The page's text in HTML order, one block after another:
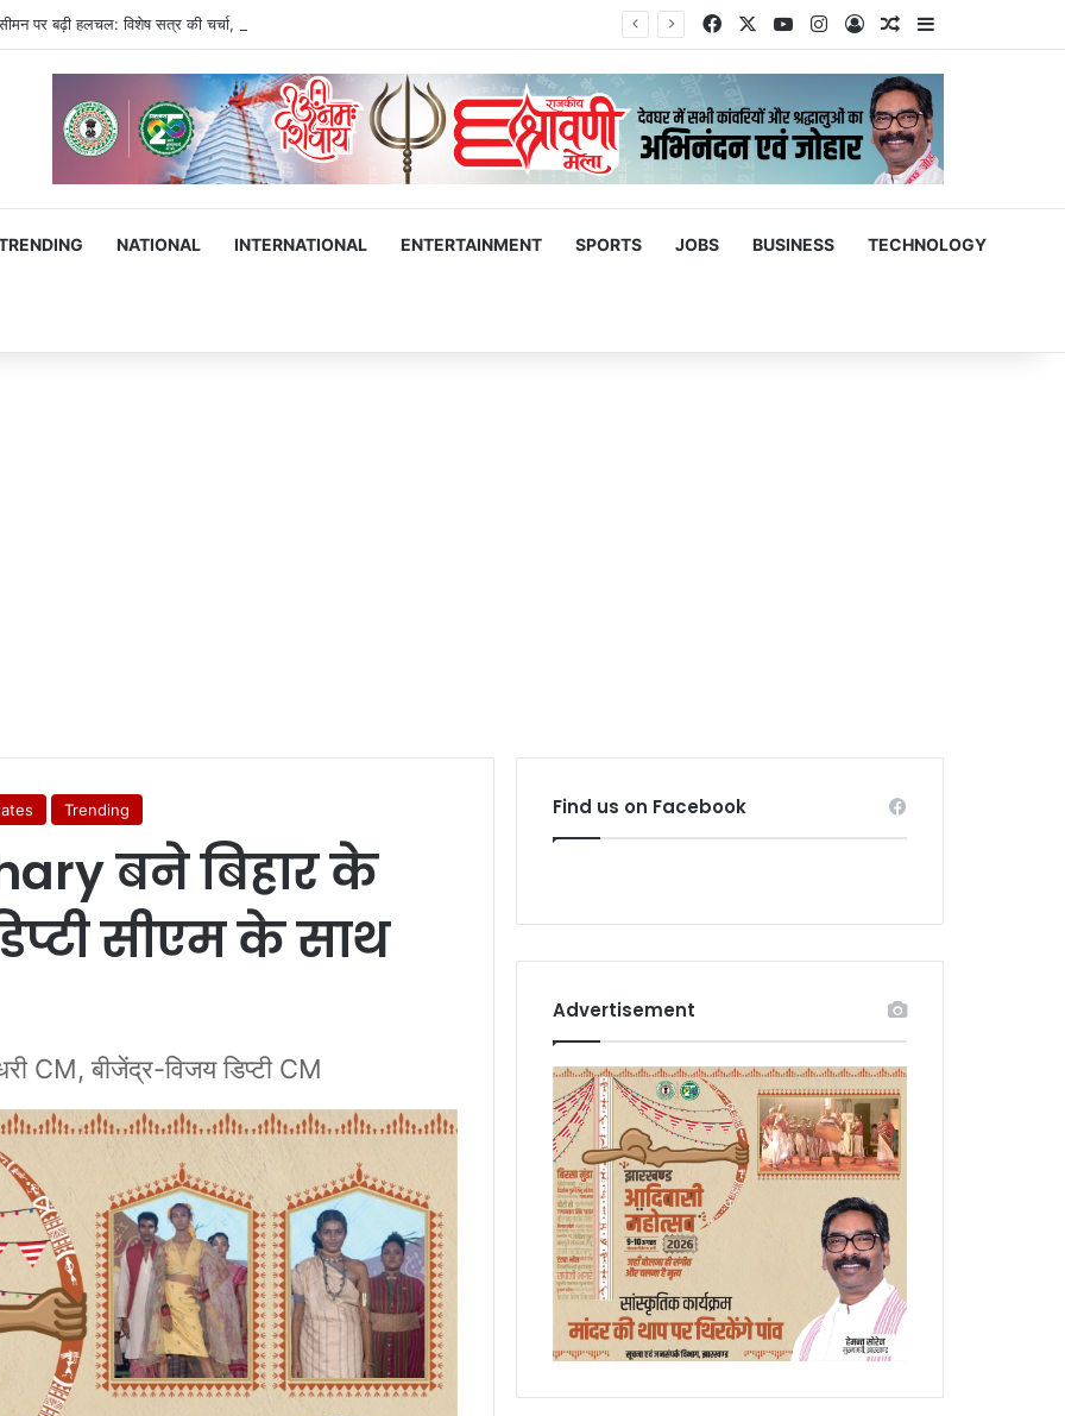
पर बढ़ी हलचल: विशेष सत्र की चर्चा, राहुल-प्रियंका से रिजिजू की बैठक; विपक्ष का जोरदार प्रदर्शन Facebook YouTubeInstagram
Log InRandom Article
NATIONAL INTERNATIONAL ENTERTAINMENT SPORTS JOBS BUSINESS TECHNOLOGY
Trending
बने बिहार के
सीएम के साथ
CM, बीजेंद्र-विजय डिप्टी CM
Find us on Facebook
Advertisement